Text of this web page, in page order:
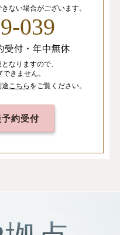
ない場合がございます。
039
なりますので、
きません。
途 こちらをご覧ください。
約受付